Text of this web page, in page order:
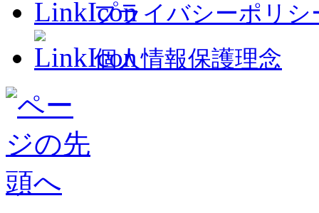
プライバシーポリシ
個人情報保護理念